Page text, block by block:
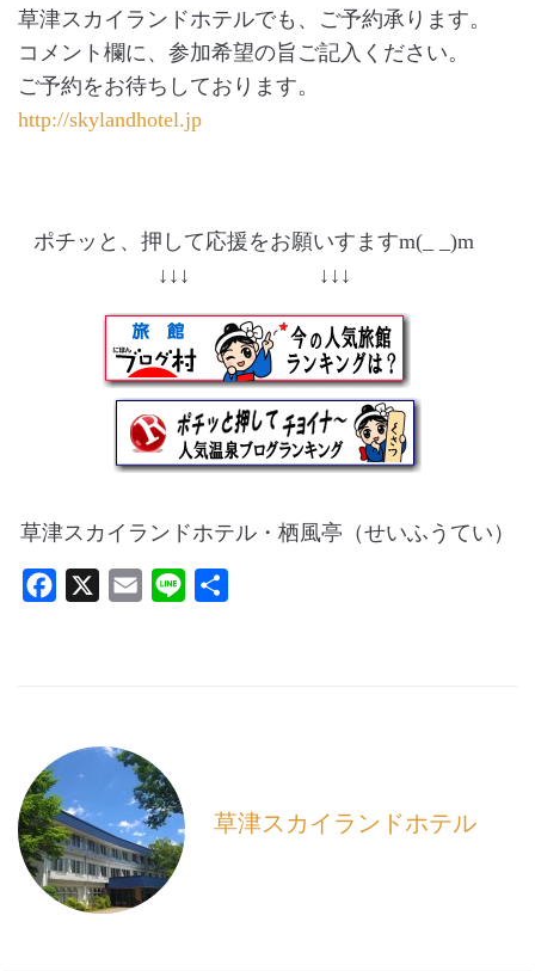
草津スカイランドホテルでも、ご予約承ります。
コメント欄に、参加希望の旨ご記入ください。
ご予約をお待ちしております。
http://skylandhotel.jp
ポチッと、押して応援をお願いすますm(_ _)m
↓↓↓ ↓↓↓
草津スカイランドホテル・栖風亭（せいふうてい）
o
o
k
草津スカイランドホテル